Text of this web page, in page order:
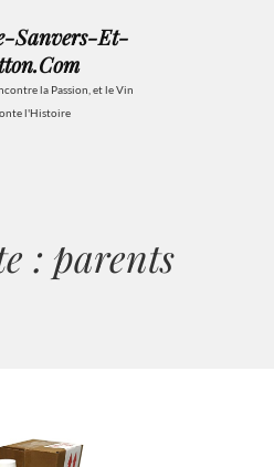
Sanvers-Et-
la Passion, et le Vin
l'Histoire
: parents